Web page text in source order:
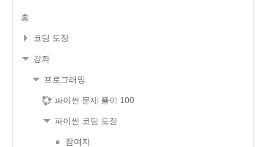
홈
코딩 도장
강좌
프로그래밍
파이썬 문제 풀이 100
파이썬 코딩 도장
참여자